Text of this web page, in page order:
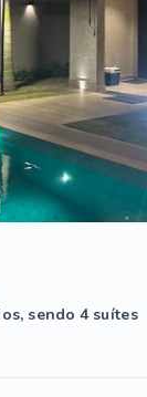
sendo 4 suítes